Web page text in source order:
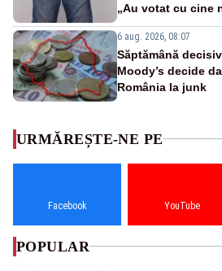
„Au votat cu cine
6 aug. 2026, 08:07
Săptămână
Moody’s decide
România la junk
URMĂREȘTE-NE PE
Facebook YouTube
POPULAR